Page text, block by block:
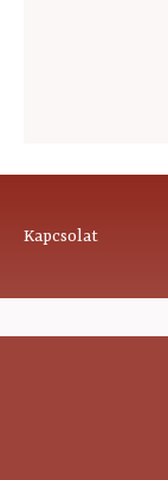
menu
Kapcsolat